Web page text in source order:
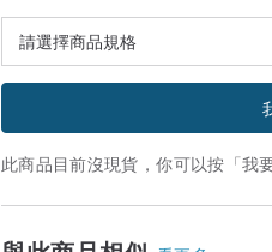
此商品目前沒現貨，你可以按「我